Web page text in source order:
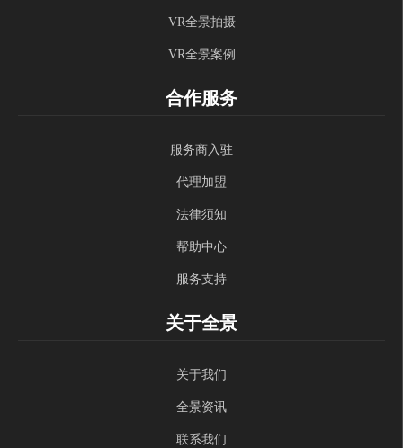
VR全景拍摄
VR全景案例
合作服务
服务商入驻
代理加盟
法律须知
帮助中心
服务支持
关于全景
关于我们
全景资讯
联系我们